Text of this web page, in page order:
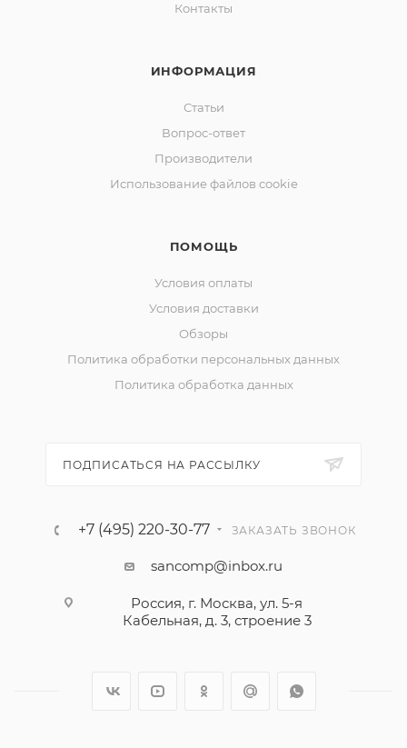
Контакты
ИНФОРМАЦИЯ
Статьи
Вопрос-ответ
Производители
Использование файлов cookie
ПОМОЩЬ
Условия оплаты
Условия доставки
Обзоры
Политика обработки персональных данных
Политика обработка данных
ПОДПИСАТЬСЯ НА РАССЫЛКУ
+7 (495) 220-30-77 ЗАКАЗАТЬ ЗВОНОК
sancomp@inbox.ru
Россия, г. Москва, ул. 5-я
Кабельная, д. 3, строение 3